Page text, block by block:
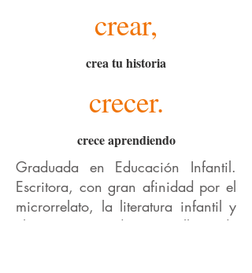
crear,
crea tu historia
crecer.
crece aprendiendo
Graduada en Educación Infantil.
Escritora, con gran afinidad por el
microrrelato, la literatura infantil y
el teatro. Formadora en talleres de